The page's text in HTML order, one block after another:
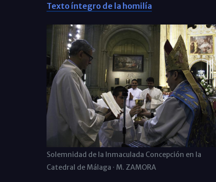
Texto íntegro de la homilía
Solemnidad de la Inmaculada Concepción en la
Catedral de Málaga · M. ZAMORA